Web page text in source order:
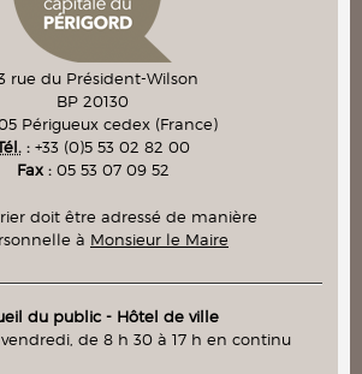
rue du Président-Wilson
BP 20130
Périgueux cedex (France)
: +33 (0)5 53 02 82 00
Fax : 05 53 07 09 52
doit être adressé de manière
à Monsieur le Maire
du public - Hôtel de ville
de 8 h 30 à 17 h en continu